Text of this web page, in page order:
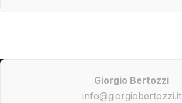
Giorgio Bertozzi
info@giorgiobertozzi.it